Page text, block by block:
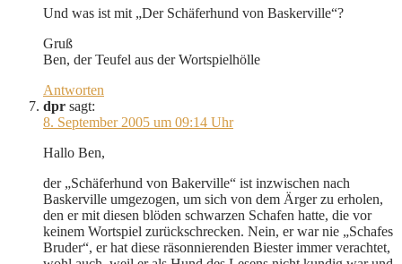
Und was ist mit „Der Schäferhund von Baskerville“?
Gruß
Ben, der Teufel aus der Wortspielhölle
Antworten
dpr sagt:
8. September 2005 um 09:14 Uhr
Hallo Ben,
der „Schäferhund von Bakerville“ ist inzwischen nach
Baskerville umgezogen, um sich von dem Ärger zu erholen,
den er mit diesen blöden schwarzen Schafen hatte, die vor
keinem Wortspiel zurückschrecken. Nein, er war nie „Schafes
Bruder“, er hat diese räsonnierenden Biester immer verachtet,